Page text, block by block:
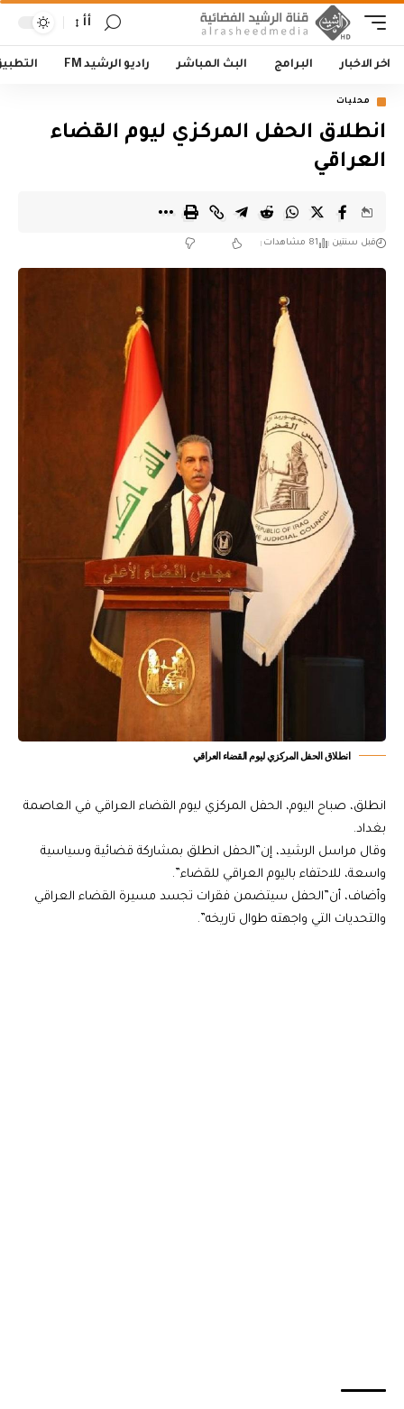
أأ
اخر الاخبار البرامج البث المباشر راديو الرشيد FM
محليات
انطلاق الحفل المركزي ليوم القضاء
العراقي
قبل سنتين 81 مشاهدات
انطلاق الحفل المركزي ليوم القضاء العراقي
انطلق، صباح اليوم، الحفل المركزي ليوم القضاء العراقي في العاصمة
بغداد.
وقال مراسل الرشيد، إن”الحفل انطلق بمشاركة قضائية وسياسية
واسعة، للاحتفاء باليوم العراقي للقضاء”.
وأضاف، أن”الحفل سيتضمن فقرات تجسد مسيرة القضاء العراقي
والتحديات التي واجهته طوال تاريخه”.